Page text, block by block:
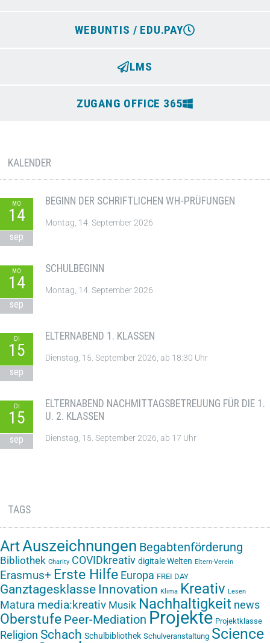
WEBUNTIS / EDU.PAY
LMS
ZUGANG OFFICE 365
KALENDER
MO
14
sep
BEGINN DER SCHRIFTLICHEN WH-PRÜFUNGEN
Montag, 14. September 2026
MO
14
sep
SCHULBEGINN
Montag, 14. September 2026
DI
15
sep
ELTERNABEND 1. KLASSEN
Dienstag, 15. September 2026, ab 18:30 Uhr
DI
15
sep
ELTERNABEND NACHMITTAGSBETREUUNG FÜR DIE 1.
U. 2. KLASSEN
Dienstag, 15. September 2026, ab 17 Uhr
TAGS
ArtAuszeichnungen Begabtenförderung
Bibliothek Charity COVIDkreativ digitale Welten Eltern-Verein
Erasmus+ Erste Hilfe Europa FREI DAY
Ganztagesklasse Innovation Klima Kreativ Lesen
Matura media:kreativ Musik Nachhaltigkeit news
Oberstufe Peer-Mediation Projekte Projektklasse
Religion Schach Schulbibliothek Schulveranstaltung Science